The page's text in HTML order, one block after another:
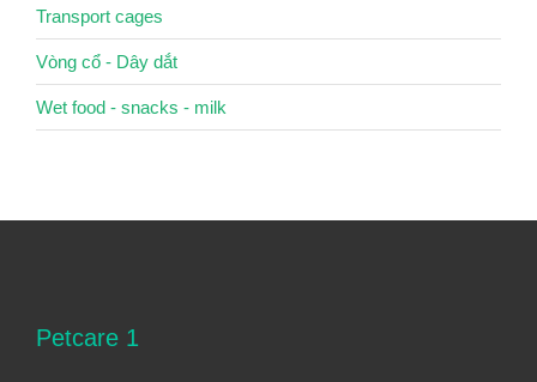
Transport cages
Vòng cổ - Dây dắt
Wet food - snacks - milk
Petcare 1